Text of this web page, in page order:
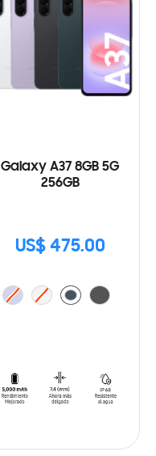
Galaxy A37 8GB 5G
256GB
US$ 475.00